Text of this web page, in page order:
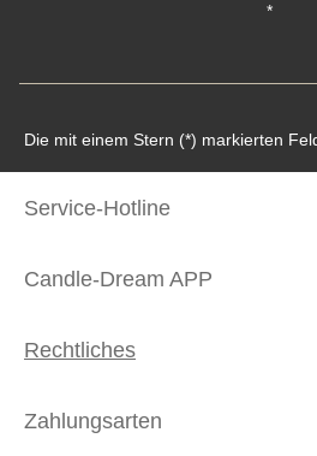
*
Die mit einem Stern (*) markierten
Service-Hotline
Candle-Dream APP
Rechtliches
Zahlungsarten